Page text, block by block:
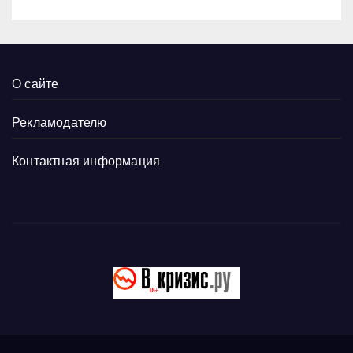
О сайте
Рекламодателю
Контактная информация